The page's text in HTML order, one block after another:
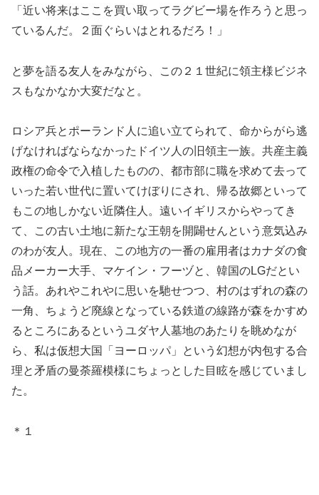
「近い将来はここを買い取ってラグビー場を作ろうと思っ
ているんだ。２面ぐらいはとれるだろ！」
と夢を語る友人をみながら、この２１世紀に領主様ビジネ
スもなかなか大変だなと。
ロシア兵とポーランド人に追い立てられて、命からがら逃
げなければならなかったドイツ人の旧領主一族。共産主義
政権の命令で入植したものの、都市部に職を求めて去って
いった若い世代に置いてけぼりにされ、帰る故郷といって
もこの地しかない近隣住人。遠いイギリスからやってき
て、この古い土地に新たな王朝を開闢せんという意気込み
のわが友人。現在、この地方の一番の雇用者はカナダの食
品メーカー大手、マケイン・フーヅと、韓国のLGだとい
う話。あれやこれやに思いを馳せつつ、村のはずれの森の
一角、ちょうど廃線となっている鉄道の線路が森をかすめ
るところにあるというユダヤ人墓地のあたりを眺めなが
ら、私は仮想大国「ヨーロッパ」という幻想が内包する合
理と矛盾の曼荼羅模様にちょっとした目眩を感じていまし
た。
＊１